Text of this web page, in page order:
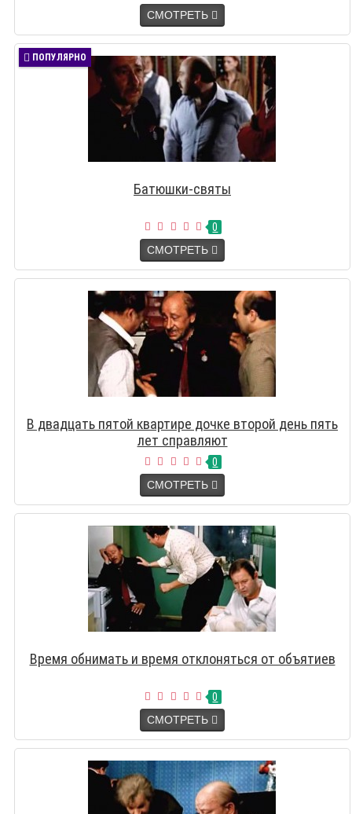
СМОТРЕТЬ
ПОПУЛЯРНО
Батюшки-святы
0
СМОТРЕТЬ
В двадцать пятой квартире дочке второй день пять
лет справляют
0
СМОТРЕТЬ
Время обнимать и время отклоняться от объятиев
0
СМОТРЕТЬ